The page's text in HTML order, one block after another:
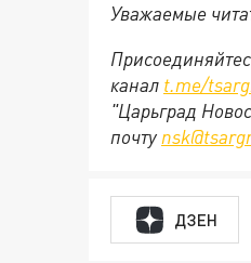
Уважаемые
канал t.me/
"Царьград
почту
ДЗЕН